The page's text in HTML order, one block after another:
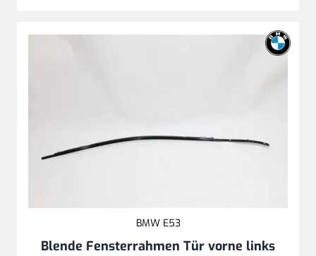
BMW E53
Blende Fensterrahmen Tür vorne links